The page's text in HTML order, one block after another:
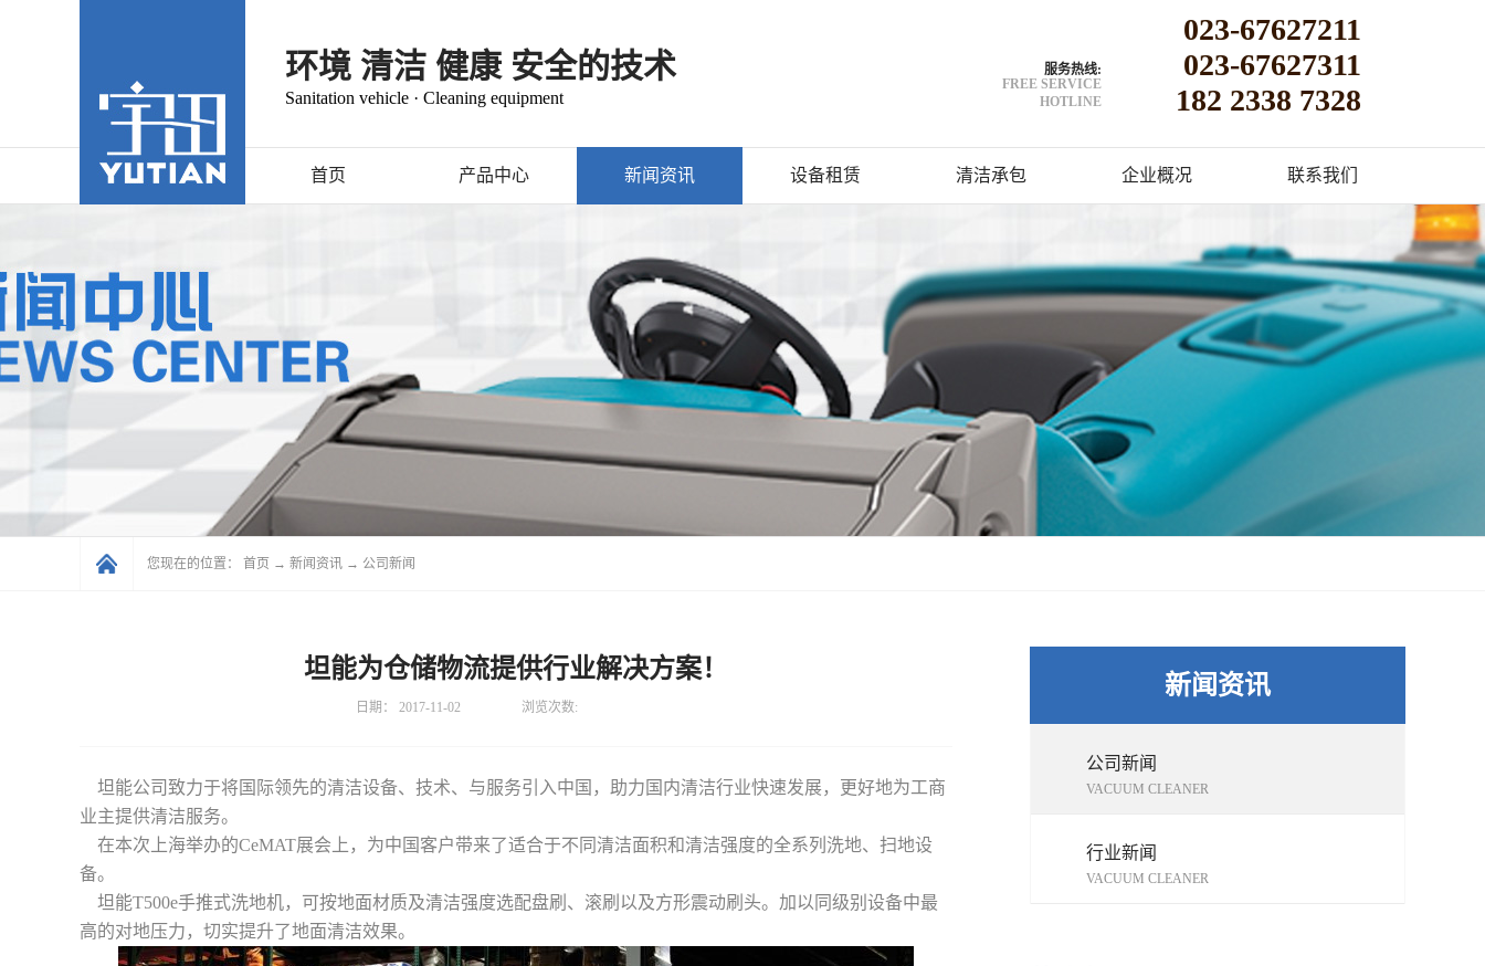
环境 清洁 健康 安全的技术
Sanitation vehicle · Cleaning equipment
服务热线:
FREE SERVICE
HOTLINE
023-67627211
023-67627311
182 2338 7328
首页 产品中心 新闻资讯 设备租赁 清洁承包 企业概况 联系我们
您现在的位置： 首页 → 新闻资讯 → 公司新闻
新闻资讯
公司新闻
VACUUM CLEANER
行业新闻
VACUUM CLEANER
坦能为仓储物流提供行业解决方案！
日期： 2017-11-02 浏览次数:
坦能公司致力于将国际领先的清洁设备、技术、与服务引入中国，助力国内清洁行业快速发展，更好地为工商
业主提供清洁服务。
在本次上海举办的CeMAT展会上，为中国客户带来了适合于不同清洁面积和清洁强度的全系列洗地、扫地设
备。
坦能T500e手推式洗地机，可按地面材质及清洁强度选配盘刷、滚刷以及方形震动刷头。加以同级别设备中最
高的对地压力，切实提升了地面清洁效果。